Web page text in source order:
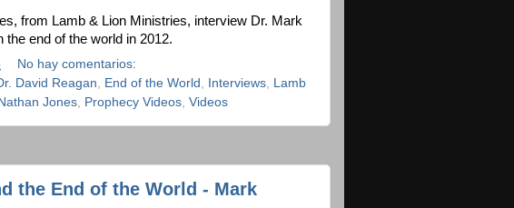
from Lamb & Lion Ministries, interview Dr. Mark
the end of the world in 2012.
No hay comentarios:
David Reagan, End of the World , Interviews, Lamb
Nathan Jones, Prophecy Videos, Videos
the End of the World - Mark